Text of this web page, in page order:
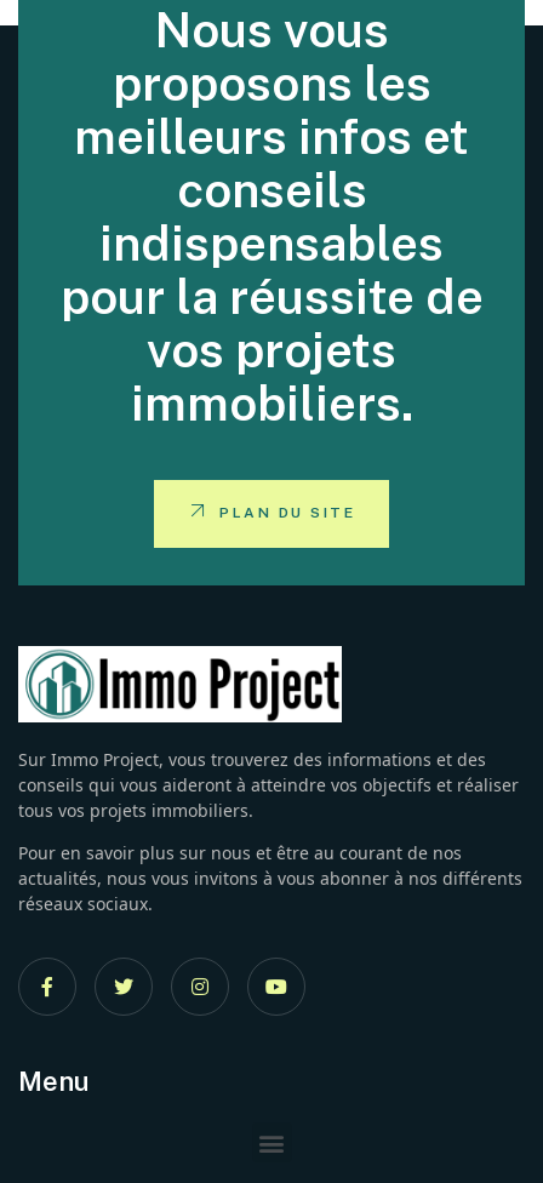
Nous vous
proposons les
meilleurs infos et
conseils
indispensables
pour la réussite de
vos projets
immobiliers.
PLAN DU SITE
Sur Immo Project, vous trouverez des informations et des
conseils qui vous aideront à atteindre vos objectifs et réaliser
tous vos projets immobiliers.
Pour en savoir plus sur nous et être au courant de nos
actualités, nous vous invitons à vous abonner à nos différents
réseaux sociaux.
Menu